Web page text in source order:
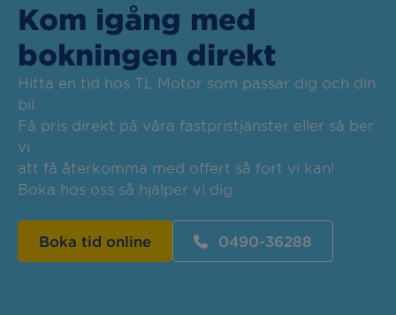
Kom igång med
bokningen direkt
Hitta en tid hos TL Motor som passar dig och din
bil.
Få pris direkt på våra fastpristjänster eller så ber
vi
att få återkomma med offert så fort vi kan!
Boka hos oss så hjälper vi dig.
Boka tid online 0490-36288